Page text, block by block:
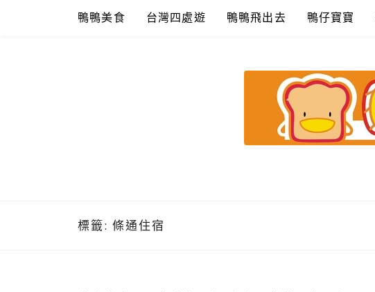
鴨鴨美食 台灣四處遊 鴨鴨飛出去 鴨仔寶寶
標籤: 條通住宿